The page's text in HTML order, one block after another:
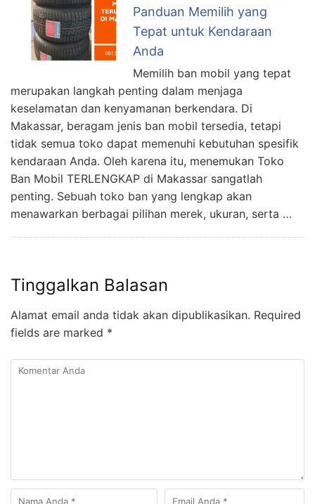
Panduan Memilih yang
Tepat untuk Kendaraan
Anda
Memilih ban mobil yang tepat
merupakan langkah penting dalam menjaga
keselamatan dan kenyamanan berkendara. Di
Makassar, beragam jenis ban mobil tersedia, tetapi
tidak semua toko dapat memenuhi kebutuhan spesifik
kendaraan Anda. Oleh karena itu, menemukan Toko
Ban Mobil TERLENGKAP di Makassar sangatlah
penting. Sebuah toko ban yang lengkap akan
menawarkan berbagai pilihan merek, ukuran, serta …
Tinggalkan Balasan
Alamat email anda tidak akan dipublikasikan. Required
fields are marked *